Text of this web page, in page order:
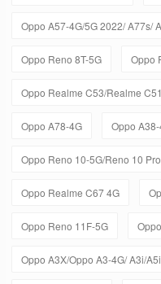
Oppo A57-4G/5G 2022/ A77s/
Oppo Reno 8T-5G Oppo
Oppo Realme C53/Realme C51
Oppo A78-4G Oppo
Oppo Reno 10-5G/Reno 10
Oppo Realme C67 4G
Oppo Reno 11F-5G
Oppo A3X/Oppo A3-4G/ A3i/A5i